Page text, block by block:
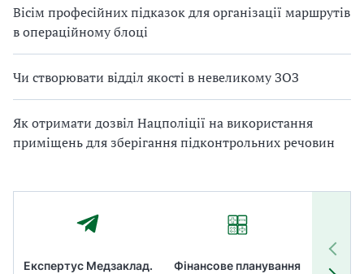
Вісім професійних підказок для організації маршрутів
в операційному блоці
Чи створювати відділ якості в невеликому ЗОЗ
Як отримати дозвіл Нацполіції на використання
приміщень для зберігання підконтрольних речовин
Експертус Медзаклад.
Фінансове планування